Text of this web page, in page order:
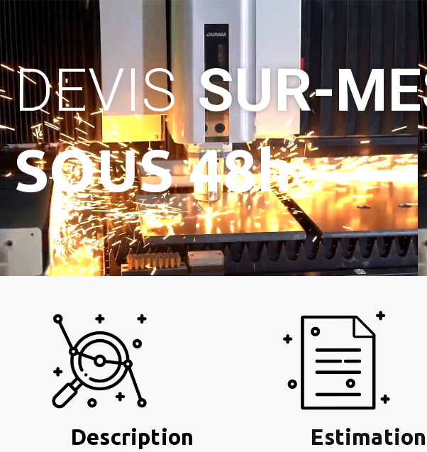
DEVIS
SOUS 48h
SUR-
Description Estimation